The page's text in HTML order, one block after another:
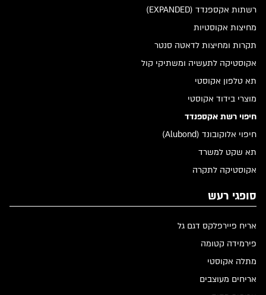
רשתות אקספנדד (EXPANDED)
מחיצות אקוסטיות
תקרות ומחיצות לדאטה סנטר
אקוסטיקה לתעשיה ומשתיקי קול
תא טלפון אקוסטי
מוצרי בידוד אקוסטי
חיפוי רשת אקספנדד
חיפוי אלוקובונד (Alubond)
תא שקט למשרד
אקוסטיקה לתקרה
סופגי רעש
אריח פיירפלקס דגם גל
פירמידה קטומה
מתלה אקוסטי
אריחים מעוצבים